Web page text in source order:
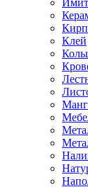
Клей